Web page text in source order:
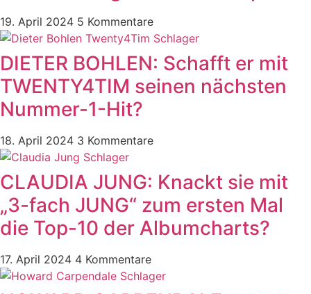
19. April 2024 5 Kommentare
DIETER BOHLEN: Schafft er mit
TWENTY4TIM seinen nächsten
Nummer-1-Hit?
18. April 2024 3 Kommentare
CLAUDIA JUNG: Knackt sie mit
„3-fach JUNG“ zum ersten Mal
die Top-10 der Albumcharts?
17. April 2024 4 Kommentare